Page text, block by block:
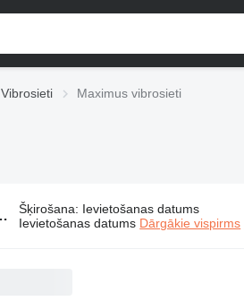
Vibrosieti Maximus vibrosieti
Šķirošana: Ievietošanas datums
Ievietošanas datums Dārgākie vispirms